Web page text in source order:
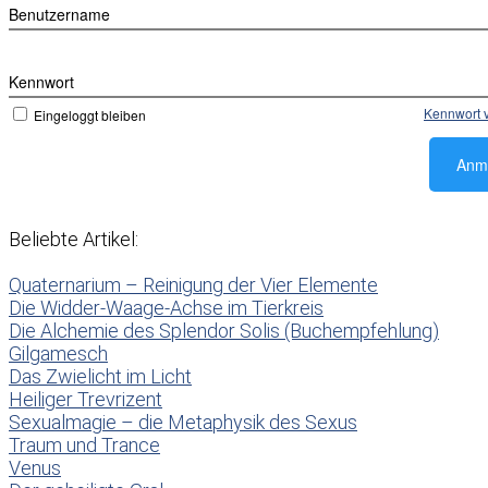
Benutzername
Kennwort
Eingeloggt bleiben Kennwort
Beliebte Artikel:
Quaternarium – Reinigung der Vier Elemente
Die Widder-Waage-Achse im Tierkreis
Die Alchemie des Splendor Solis (Buchempfehlung)
Gilgamesch
Das Zwielicht im Licht
Heiliger Trevrizent
Sexualmagie – die Metaphysik des Sexus
Traum und Trance
Venus